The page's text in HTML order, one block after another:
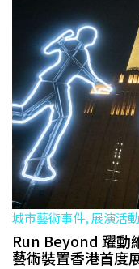
城市藝術事件, 展演活動
Run Beyond 躍動
藝術裝置香港首度